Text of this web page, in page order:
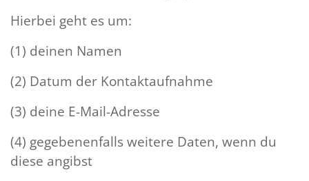
Hierbei geht es um:
(1) deinen Namen
(2) Datum der Kontaktaufnahme
(3) deine E-Mail-Adresse
(4) gegebenenfalls weitere Daten, wenn du
diese angibst